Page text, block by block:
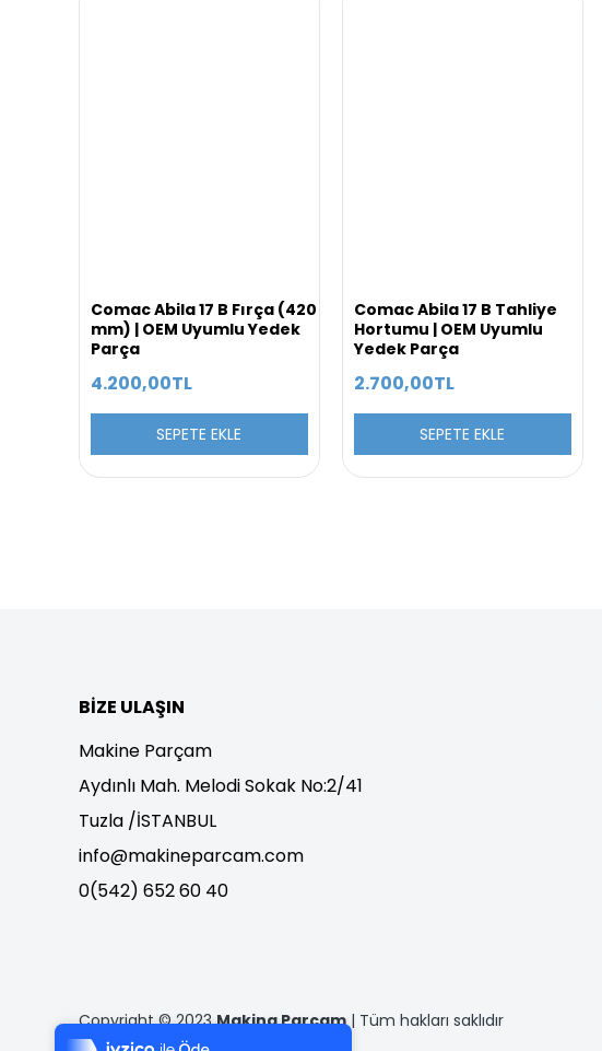
7/24 Canlı Destek
Comac Abila 17 B Fırça (420
mm) | OEM Uyumlu Yedek
Parça
4.200,00TL
SEPETE EKLE
Comac Abila 17 B Tahliye
Hortumu | OEM Uyumlu
Yedek Parça
2.700,00TL
SEPETE EKLE
BIZE ULAŞIN
Makine Parçam
Aydınlı Mah. Melodi Sokak No:2/41
Tuzla /İSTANBUL
info@makineparcam.com
0(542) 652 60 40
Copyright © 2023Makina Parçam| Tüm hakları saklıdır